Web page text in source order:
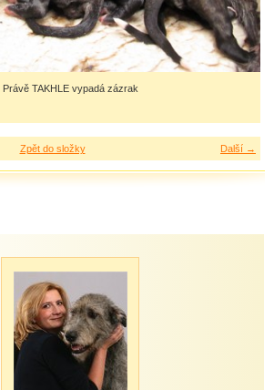
Právě TAKHLE vypadá zázrak
Další →
Zpět do složky